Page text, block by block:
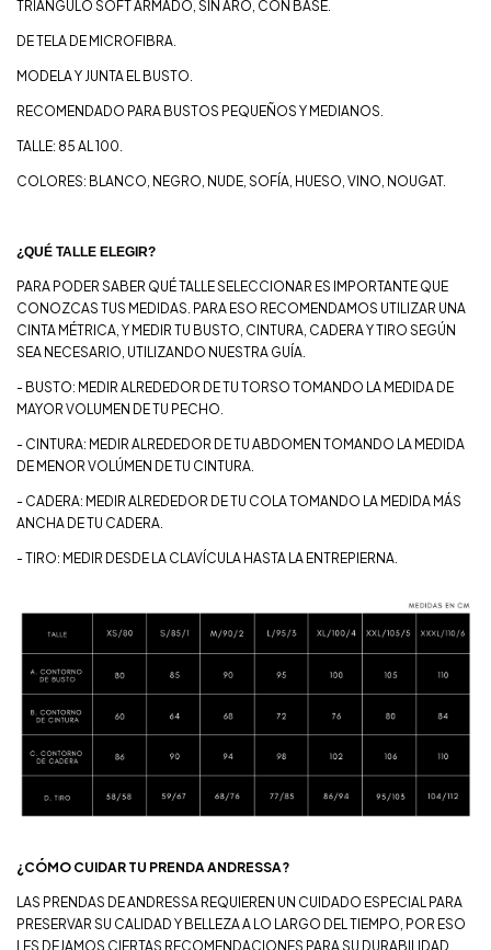
TRIÁNGULO SOFT ARMADO, SIN ARO, CON BASE.
DE TELA DE MICROFIBRA.
MODELA Y JUNTA EL BUSTO.
RECOMENDADO PARA BUSTOS PEQUEÑOS Y MEDIANOS.
TALLE: 85 AL 100.
COLORES: BLANCO, NEGRO, NUDE, SOFÍA, HUESO, VINO, NOUGAT.
¿QUÉ TALLE ELEGIR?
PARA PODER SABER QUÉ TALLE SELECCIONAR ES IMPORTANTE QUE
CONOZCAS TUS MEDIDAS. PARA ESO RECOMENDAMOS UTILIZAR UNA
CINTA MÉTRICA, Y MEDIR TU BUSTO, CINTURA, CADERA Y TIRO SEGÚN
SEA NECESARIO, UTILIZANDO NUESTRA GUÍA.
- BUSTO: MEDIR ALREDEDOR DE TU TORSO TOMANDO LA MEDIDA DE
MAYOR VOLUMEN DE TU PECHO.
- CINTURA: MEDIR ALREDEDOR DE TU ABDOMEN TOMANDO LA MEDIDA
DE MENOR VOLÚMEN DE TU CINTURA.
- CADERA: MEDIR ALREDEDOR DE TU COLA TOMANDO LA MEDIDA MÁS
ANCHA DE TU CADERA.
- TIRO: MEDIR DESDE LA CLAVÍCULA HASTA LA ENTREPIERNA.
¿CÓMO CUIDAR TU PRENDA ANDRESSA?
LAS PRENDAS DE ANDRESSA REQUIEREN UN CUIDADO ESPECIAL PARA
PRESERVAR SU CALIDAD Y BELLEZA A LO LARGO DEL TIEMPO, POR ESO
LES DEJAMOS CIERTAS RECOMENDACIONES PARA SU DURABILIDAD.